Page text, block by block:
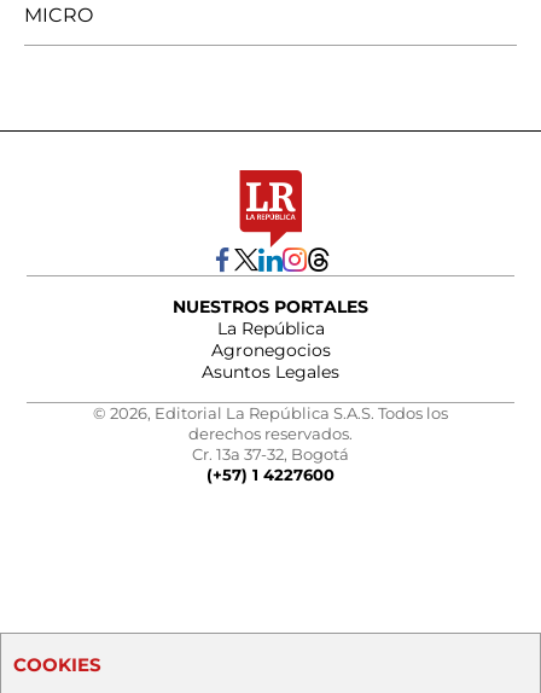
MICRO
NUESTROS PORTALES
La República
Agronegocios
Asuntos Legales
© 2026, Editorial La República S.A.S. Todos los
derechos reservados.
Cr. 13a 37-32, Bogotá
(+57) 1 4227600
COOKIES